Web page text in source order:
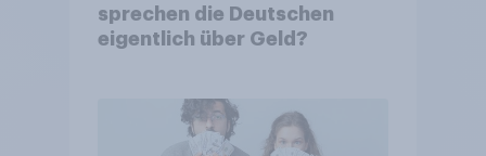
sprechen die Deutschen
eigentlich über Geld?